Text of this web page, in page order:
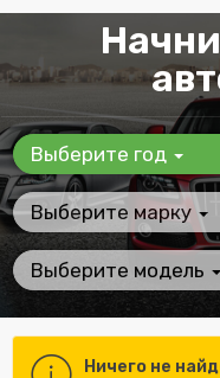
Выберите год
Выберите марку
Выберите модель
Ничего не